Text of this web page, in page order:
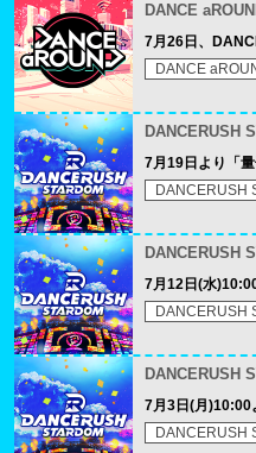
DANCE
7月26日、
DANCE
DANCERUSH
7月19日より「
DANCERUSH
DANCERUSH
7月12日(水
DANCERUSH
DANCERUSH
7月3日(月)10:00
DANCERUSH